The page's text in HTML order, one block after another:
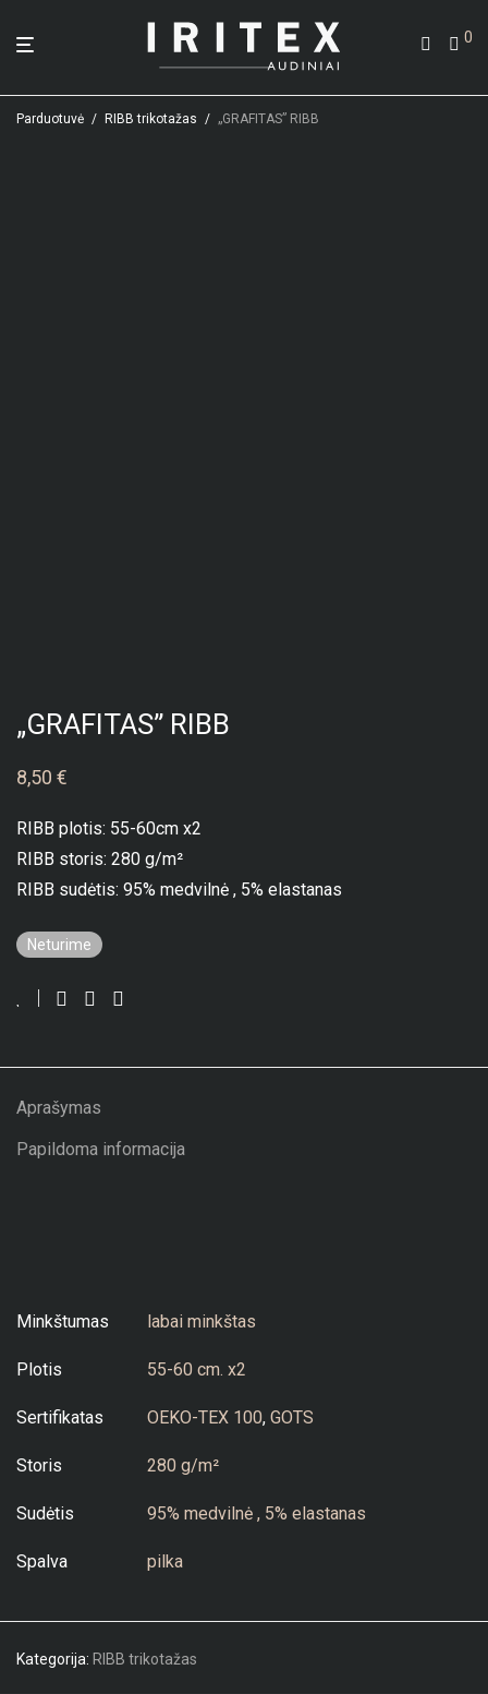
0
Parduotuvė / RIBB trikotažas / „GRAFITAS” RIBB
„GRAFITAS” RIBB
8,50 €
RIBB plotis: 55-60cm x2
RIBB storis: 280 g/m²
RIBB sudėtis: 95% medvilnė , 5% elastanas
Neturime
Aprašymas
Papildoma informacija
Minkštumas labai minkštas
Plotis 55-60 cm. x2
Sertifikatas OEKO-TEX 100, GOTS
Storis 280 g/m²
Sudėtis 95% medvilnė , 5% elastanas
Spalva pilka
Kategorija: RIBB trikotažas